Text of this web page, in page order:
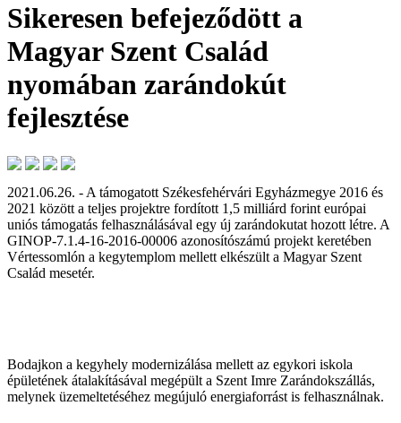
Sikeresen befejeződött a
Magyar Szent Család
nyomában zarándokút
fejlesztése
2021.06.26. - A támogatott Székesfehérvári Egyházmegye 2016 és
2021 között a teljes projektre fordított 1,5 milliárd forint európai
uniós támogatás felhasználásával egy új zarándokutat hozott létre. A
GINOP-7.1.4-16-2016-00006 azonosítószámú projekt keretében
Vértessomlón a kegytemplom mellett elkészült a Magyar Szent
Család mesetér.
Bodajkon a kegyhely modernizálása mellett az egykori iskola
épületének átalakításával megépült a Szent Imre Zarándokszállás,
melynek üzemeltetéséhez megújuló energiaforrást is felhasználnak.